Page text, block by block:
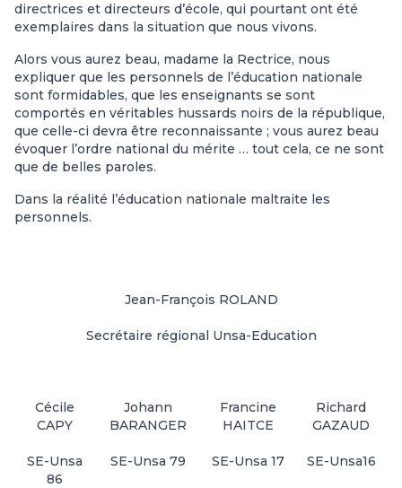
directrices et directeurs d’école, qui pourtant ont été
exemplaires dans la situation que nous vivons.
Alors vous aurez beau, madame la Rectrice, nous
expliquer que les personnels de l’éducation nationale
sont formidables, que les enseignants se sont
comportés en véritables hussards noirs de la république,
que celle-ci devra être reconnaissante ; vous aurez beau
évoquer l’ordre national du mérite … tout cela, ce ne sont
que de belles paroles.
Dans la réalité l’éducation nationale maltraite les
personnels.
Jean-François ROLAND
Secrétaire régional Unsa-Education
Cécile
CAPY
SE-Unsa
86
Johann
BARANGER
SE-Unsa 79
Francine
HAITCE
SE-Unsa 17
Richard
GAZAUD
SE-Unsa16